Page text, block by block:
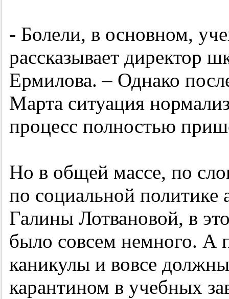
- Болели, в основном,
рассказывает директор
Ермилова. – Однако
Марта ситуация
процесс полностью
Но в общей массе, по
по социальной политике
Галины Лотвановой, в
было совсем немного.
каникулы и вовсе
карантином в учебных